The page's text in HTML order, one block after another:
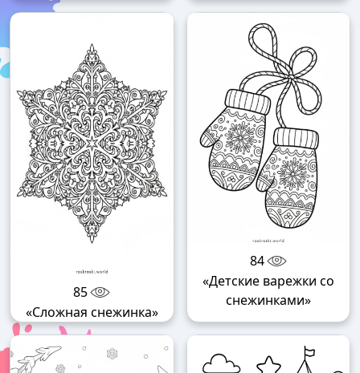
85
«Сложная снежинка»
84
«Детские варежки со
снежинками»